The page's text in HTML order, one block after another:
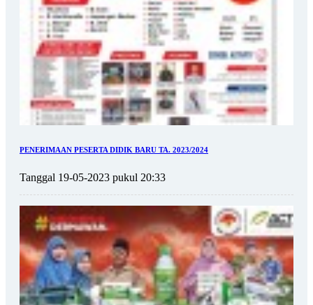
PENERIMAAN PESERTA DIDIK BARU TA. 2023/2024
Tanggal 19-05-2023 pukul 20:33